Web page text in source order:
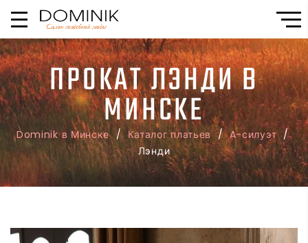
ПРОКАТ ЛЭНДИ В
МИНСКЕ
Dominik в Минске/ Каталог платьев/A-силуэт/
Лэнди